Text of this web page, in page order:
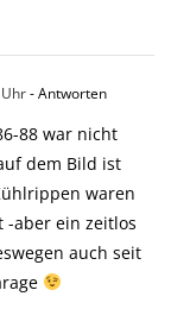
- Antworten
88 war nicht
dem Bild ist
waren
-aber ein zeitlos
auch seit